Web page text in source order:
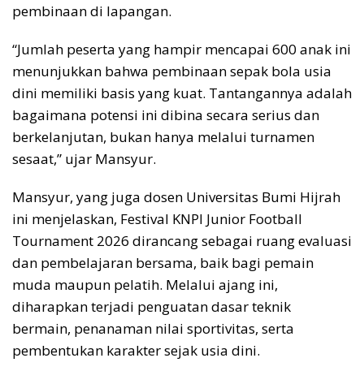
pembinaan di lapangan.
“Jumlah peserta yang hampir mencapai 600 anak ini
menunjukkan bahwa pembinaan sepak bola usia
dini memiliki basis yang kuat. Tantangannya adalah
bagaimana potensi ini dibina secara serius dan
berkelanjutan, bukan hanya melalui turnamen
sesaat,” ujar Mansyur.
Mansyur, yang juga dosen Universitas Bumi Hijrah
ini menjelaskan, Festival KNPI Junior Football
Tournament 2026 dirancang sebagai ruang evaluasi
dan pembelajaran bersama, baik bagi pemain
muda maupun pelatih. Melalui ajang ini,
diharapkan terjadi penguatan dasar teknik
bermain, penanaman nilai sportivitas, serta
pembentukan karakter sejak usia dini.